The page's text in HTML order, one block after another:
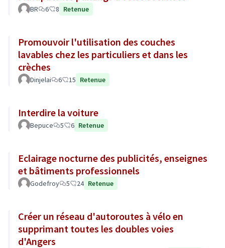
BR 6 8 Retenue
Promouvoir l'utilisation des couches
lavables chez les particuliers et dans les
crèches
Dinjelai 6 15 Retenue
Interdire la voiture
Bepuce 5 6 Retenue
Eclairage nocturne des publicités, enseignes
et bâtiments professionnels
Godefroy 5 24 Retenue
Créer un réseau d'autoroutes à vélo en
supprimant toutes les doubles voies
d'Angers